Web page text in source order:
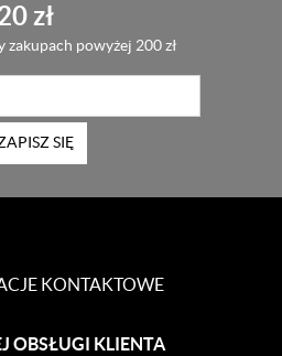
zł
zakupach powyżej 200 zł
SIĘ
KONTAKTOWE
OBSŁUGI KLIENTA